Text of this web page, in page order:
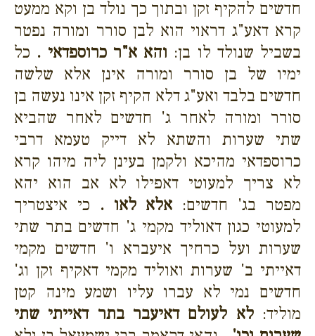
חדשים להקיף זקן ובתוך כך נולד בן וקא ממעט
קרא דאע"ג דראוי הוא לבן סורר ומורה נפטר
בשביל שנולד לו בן: והא א"ר כרוספדאי . כל
ימיו של בן סורר ומורה אינן אלא שלשה
חדשים בלבד ואע"ג דלא הקיף זקן אינו נעשה בן
סורר ומורה לאחר ג' חדשים לאחר שהביא
שתי שערות והשתא לא דייק טעמא דרבי
כרוספדאי מהיכא ולקמן בעינן ליה מיהו קרא
לא צריך למעוטי דאפילו לא אב הוא יהא
מפטר בג' חדשים: אלא לאו . כי איצטריך
למעוטי כגון דאוליד מקמי ג' חדשים בתר שתי
שערות ועל כרחיך איעברא ו' חדשים מקמי
דאייתי ב' שערות ואוליד מקמי דאקיף זקן וג'
חדשים נמי לא עברו עליו ושמע מינה קטן
מוליד:לא לעולם דאיעבר בתר דאייתי שתי